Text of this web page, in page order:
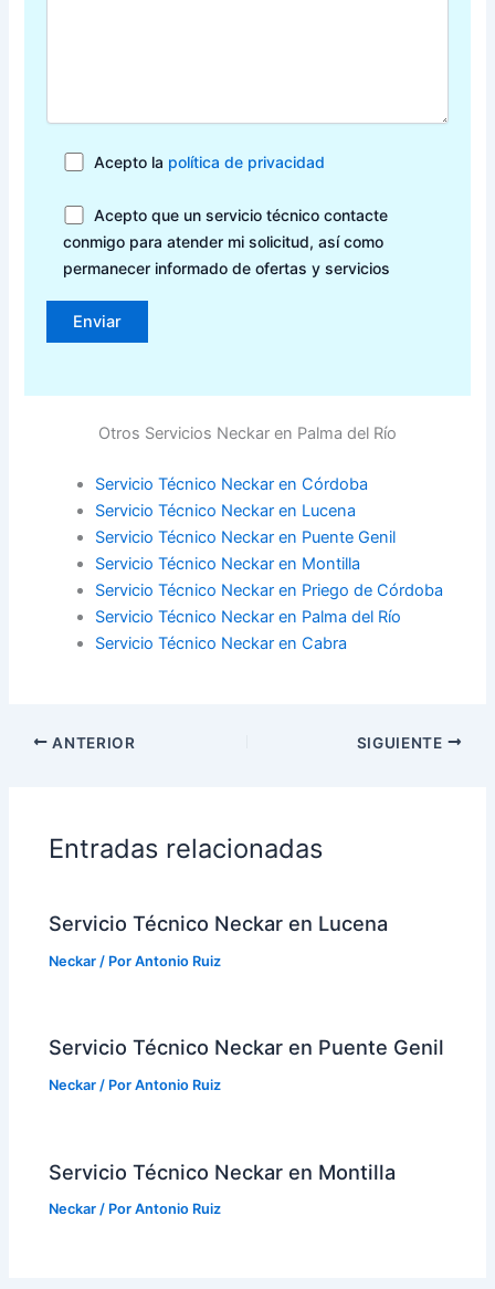
Acepto la política de privacidad
Acepto que un servicio técnico contacte
conmigo para atender mi solicitud, así como
permanecer informado de ofertas y servicios
Otros Servicios Neckar en Palma del Río
Servicio Técnico Neckar en Córdoba
Servicio Técnico Neckar en Lucena
Servicio Técnico Neckar en Puente Genil
Servicio Técnico Neckar en Montilla
Servicio Técnico Neckar en Priego de Córdoba
Servicio Técnico Neckar en Palma del Río
Servicio Técnico Neckar en Cabra
ANTERIOR SIGUIENTE
Entradas relacionadas
Servicio Técnico Neckar en Lucena
Neckar / PorAntonio Ruiz
Servicio Técnico Neckar en Puente Genil
Neckar / PorAntonio Ruiz
Servicio Técnico Neckar en Montilla
Neckar / PorAntonio Ruiz